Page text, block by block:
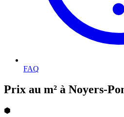
FAQ
Prix au m² à Noyers-
⬢